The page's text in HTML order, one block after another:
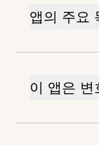
앱의 주요
이 앱은 변